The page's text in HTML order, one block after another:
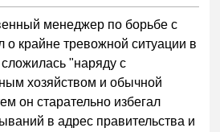
менеджер по борьбе с
о крайне тревожной ситуации в
"наряду с
хозяйством и обычной
он старательно избегал
в адрес правительства и